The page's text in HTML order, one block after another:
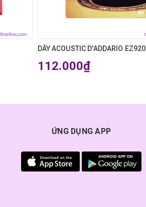
DÂY ACOUSTIC D'ADDARIO EZ920
112.000₫
ỨNG DỤNG APP